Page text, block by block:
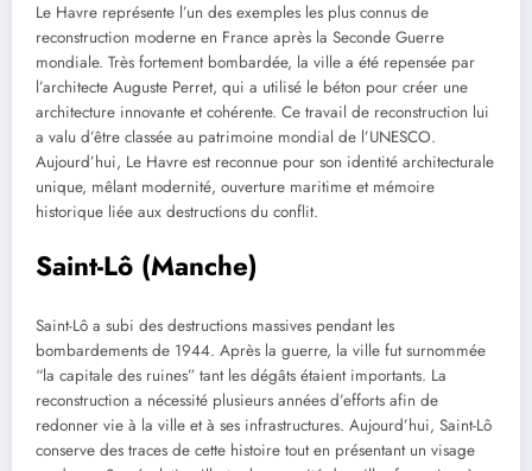
Le Havre représente l’un des exemples les plus connus de
reconstruction moderne en France après la Seconde Guerre
mondiale. Très fortement bombardée, la ville a été repensée par
l’architecte Auguste Perret, qui a utilisé le béton pour créer une
architecture innovante et cohérente. Ce travail de reconstruction lui
a valu d’être classée au patrimoine mondial de l’UNESCO.
Aujourd’hui, Le Havre est reconnue pour son identité architecturale
unique, mêlant modernité, ouverture maritime et mémoire
historique liée aux destructions du conflit.
Saint-Lô (Manche)
Saint-Lô a subi des destructions massives pendant les
bombardements de 1944. Après la guerre, la ville fut surnommée
“la capitale des ruines” tant les dégâts étaient importants. La
reconstruction a nécessité plusieurs années d’efforts afin de
redonner vie à la ville et à ses infrastructures. Aujourd’hui, Saint-Lô
conserve des traces de cette histoire tout en présentant un visage